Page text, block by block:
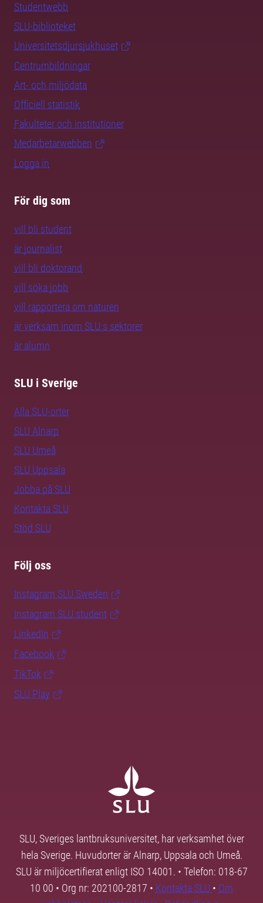
Studentwebb
SLU-biblioteket
Universitetsdjursjukhuset
Centrumbildningar
Art- och miljödata
Officiell statistik
Fakulteter och institutioner
Medarbetarwebben
Logga in
För dig som
vill bli student
är journalist
vill bli doktorand
vill söka jobb
vill rapportera om naturen
är verksam inom SLU:s sektorer
är alumn
SLU i Sverige
Alla SLU-orter
SLU Alnarp
SLU Umeå
SLU Uppsala
Jobba på SLU
Kontakta SLU
Stöd SLU
Följ oss
Instagram SLU.Sweden
Instagram SLU.student
LinkedIn
Facebook
TikTok
SLU Play
SLU, Sveriges lantbruksuniversitet, har verksamhet över
hela Sverige. Huvudorter är Alnarp, Uppsala och Umeå.
SLU är miljöcertifierat enligt ISO 14001. • Telefon: 018-67
10 00 • Org nr: 202100-2817 • Kontakta SLU • Om